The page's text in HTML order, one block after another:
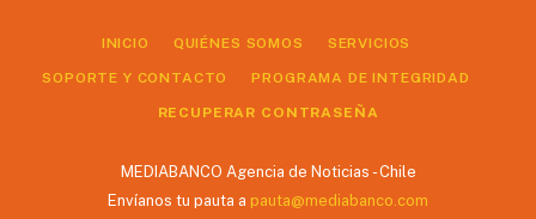
INICIO QUIÉNES SOMOS SERVICIOS
SOPORTE Y CONTACTO PROGRAMA DE INTEGRIDAD
RECUPERAR CONTRASEÑA
MEDIABANCO Agencia de Noticias - Chile
Envíanos tu pauta a pauta@mediabanco.com